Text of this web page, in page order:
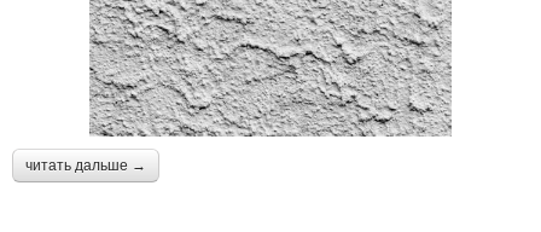
читать дальше →